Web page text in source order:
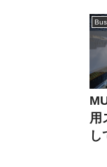
用
し